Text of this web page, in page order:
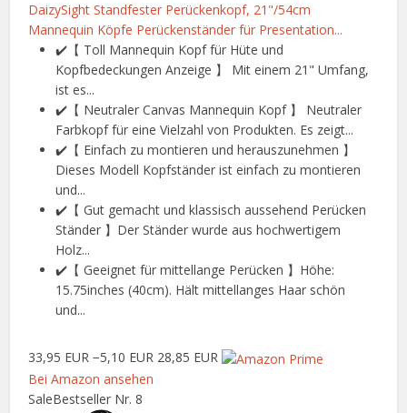
DaizySight Standfester Perückenkopf, 21"/54cm
Mannequin Köpfe Perückenständer für Presentation...
✔️【 Toll Mannequin Kopf für Hüte und
Kopfbedeckungen Anzeige 】 Mit einem 21" Umfang,
ist es...
✔️【 Neutraler Canvas Mannequin Kopf 】 Neutraler
Farbkopf für eine Vielzahl von Produkten. Es zeigt...
✔️【 Einfach zu montieren und herauszunehmen 】
Dieses Modell Kopfständer ist einfach zu montieren
und...
✔️【 Gut gemacht und klassisch aussehend Perücken
Ständer 】Der Ständer wurde aus hochwertigem
Holz...
✔️【 Geeignet für mittellange Perücken 】Höhe:
15.75inches (40cm). Hält mittellanges Haar schön
und...
33,95 EUR −5,10 EUR 28,85 EUR
Bei Amazon ansehen
SaleBestseller Nr. 8